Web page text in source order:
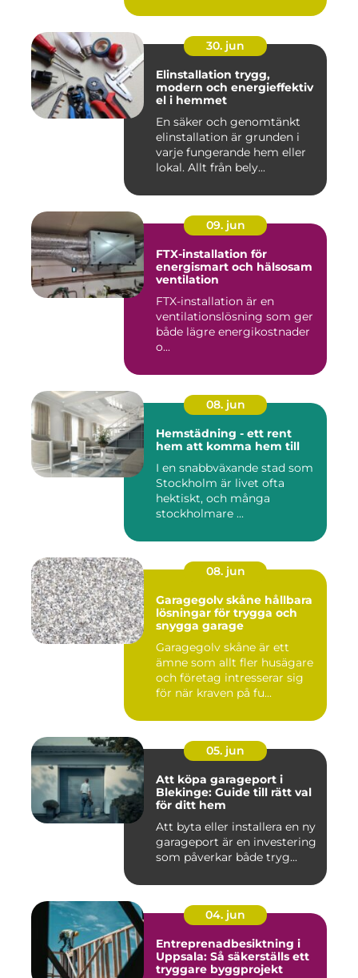
30. jun
Elinstallation trygg,
modern och energieffektiv
el i hemmet
En säker och genomtänkt
elinstallation är grunden i
varje fungerande hem eller
lokal. Allt från bely...
09. jun
FTX-installation för
energismart och hälsosam
ventilation
FTX-installation är en
ventilationslösning som ger
både lägre energikostnader
o...
08. jun
Hemstädning - ett rent
hem att komma hem till
I en snabbväxande stad som
Stockholm är livet ofta
hektiskt, och många
stockholmare ...
08. jun
Garagegolv skåne hållbara
lösningar för trygga och
snygga garage
Garagegolv skåne är ett
ämne som allt fler husägare
och företag intresserar sig
för när kraven på fu...
05. jun
Att köpa garageport i
Blekinge: Guide till rätt val
för ditt hem
Att byta eller installera en ny
garageport är en investering
som påverkar både tryg...
04. jun
Entreprenadbesiktning i
Uppsala: Så säkerställs ett
tryggare byggprojekt